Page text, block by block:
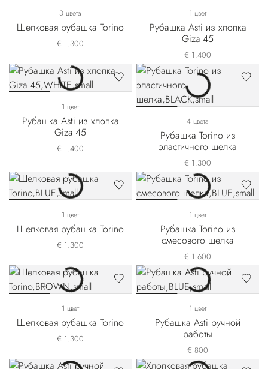
3 цвета
Шелковая рубашка Torino
€ 1.300
1 цвет
Рубашка Asti из хлопка
Giza 45
€ 1.400
1 цвет
Рубашка Asti из хлопка
Giza 45
€ 1.400
4 цвета
Рубашка Torino из
эластичного шелка
€ 1.300
1 цвет
Шелковая рубашка Torino
€ 1.300
1 цвет
Рубашка Torino из
смесового шелка
€ 1.600
1 цвет
Шелковая рубашка Torino
€ 1.300
1 цвет
Рубашка Asti ручной
работы
€ 800